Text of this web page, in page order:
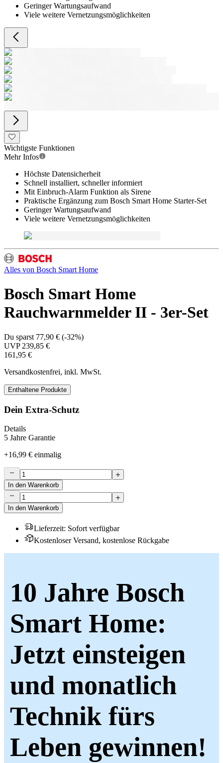
Geringer Wartungsaufwand
Viele weitere Vernetzungsmöglichkeiten
Wichtigste Funktionen
Mehr Infos
Höchste Datensicherheit
Schnell installiert, schneller informiert
Mit Einbruch-Alarm Funktion als Sirene
Praktische Ergänzung zum Bosch Smart Home Starter-Set
Geringer Wartungsaufwand
Viele weitere Vernetzungsmöglichkeiten
Alles von Bosch Smart Home
Bosch Smart Home
Rauchwarnmelder II - 3er-Set
Du sparst 77,90 € (-32%)
UVP 239,85 €
161,95 €
Versandkostenfrei, inkl. MwSt.
Enthaltene Produkte
Dein Extra-Schutz
Details
5 Jahre Garantie
+16,99 € einmalig
In den Warenkorb
In den Warenkorb
Lieferzeit: Sofort verfügbar
Kostenloser Versand, kostenlose Rückgabe
10 Jahre Bosch
Smart Home:
Jetzt einsteigen
und monatlich
Technik fürs
Leben gewinnen!